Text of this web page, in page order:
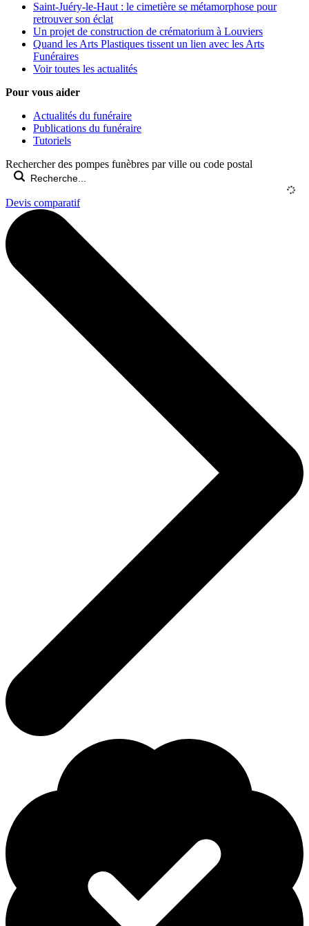
Saint-Juéry-le-Haut : le cimetière se métamorphose pour
retrouver son éclat
Un projet de construction de crématorium à Louviers
Quand les Arts Plastiques tissent un lien avec les Arts
Funéraires
Voir toutes les actualités
Pour vous aider
Actualités du funéraire
Publications du funéraire
Tutoriels
Rechercher des pompes funèbres par ville ou code postal
Devis comparatif